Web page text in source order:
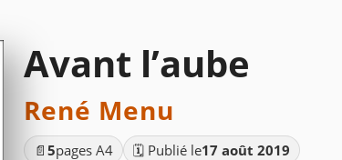
Avant l’aube
René Menu
📄 5pages A4 🗓️ Publié le17 août 2019